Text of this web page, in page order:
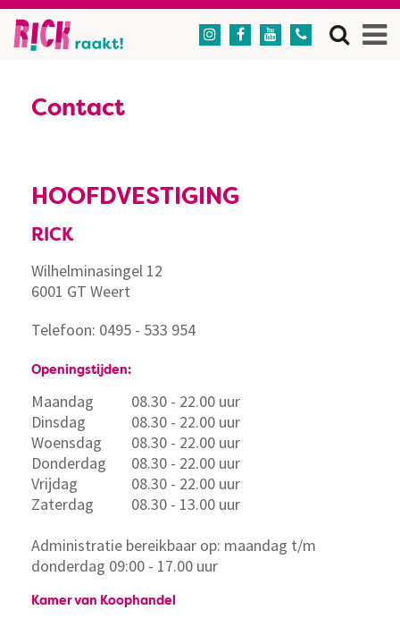
   
Contact
HOOFDVESTIGING
RICK
Wilhelminasingel 12
6001 GT Weert
Telefoon: 0495 - 533 954
Openingstijden:
Maandag
08.30 - 22.00 uur
Dinsdag
08.30 - 22.00 uur
Woensdag
08.30 - 22.00 uur
Donderdag
08.30 - 22.00 uur
Vrijdag
08.30 - 22.00 uur
Zaterdag
08.30 - 13.00 uur
Administratie bereikbaar op: maandag t/m
donderdag 09:00 - 17.00 uur
Kamer van Koophandel